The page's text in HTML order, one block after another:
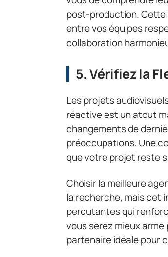
post-production. Cette
entre vos équipes
collaboration
5. Vérifiez la
Les projets
réactive est un atout
changements de
préoccupations. Une
que votre projet reste
Choisir la meilleure
la recherche, mais cet
percutantes qui
vous serez mieux
partenaire idéale pour